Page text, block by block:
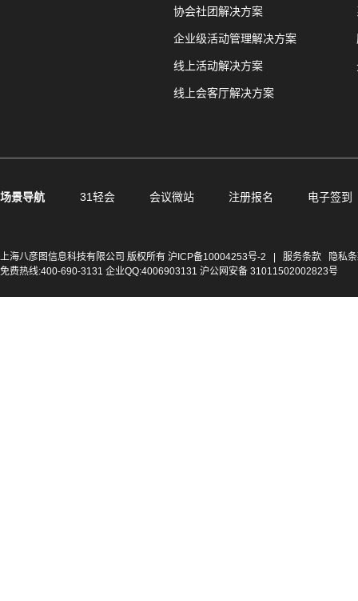
协会社团解决方案
企业级活动管理解决方案
线上活动解决方案
线上会客厅解决方案
场景导航 31轻会 会议微站 注册报名 电子签到
上海八彦图信息科技有限公司 版权所有 沪ICP备10004253号-2 服务条款
隐私
免费热线:400-690-3131 企业QQ:4006903131 沪公网安备 31011502002823号